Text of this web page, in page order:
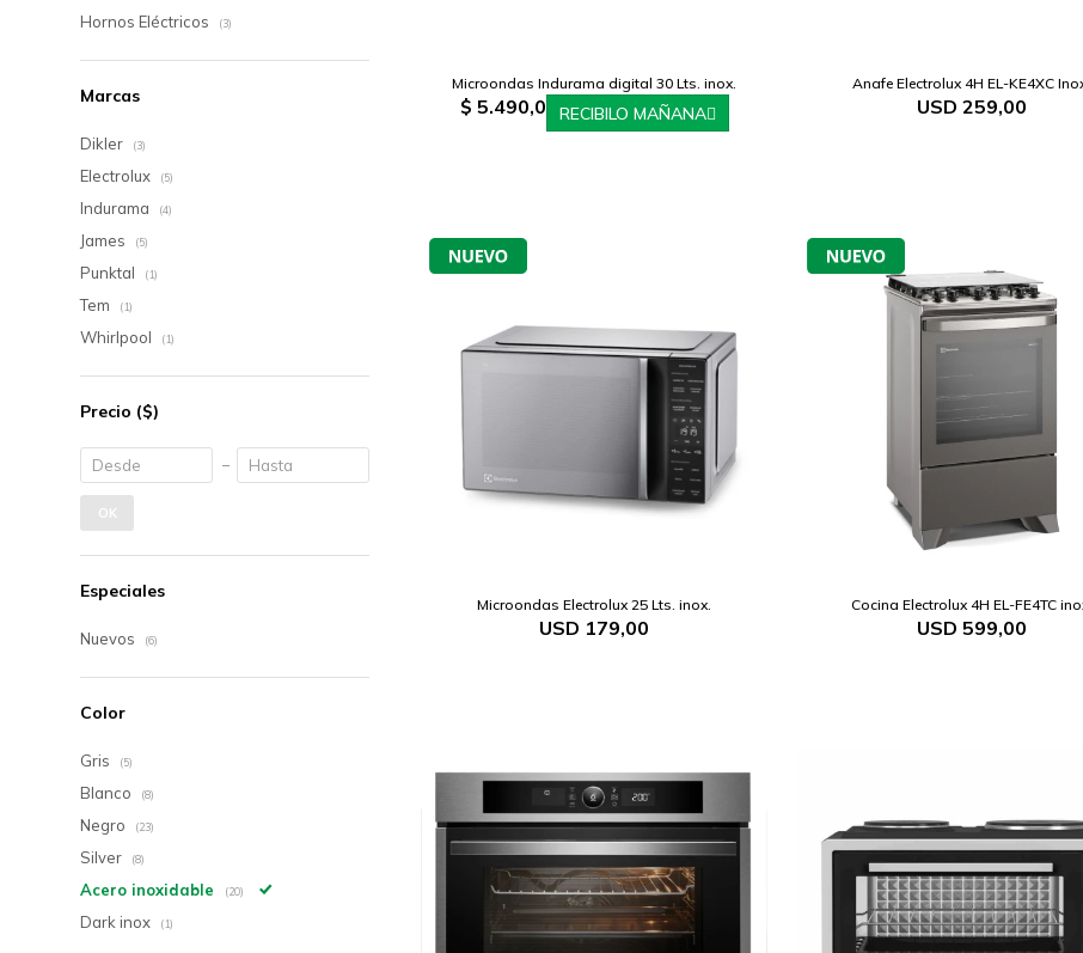
Microondas Indurama digital 30 Lts. inox.
$ 5.490,0 RECIBILO MAÑANA
Anafe Electrolux 4H EL-KE4XC
USD 259,00
Microondas Electrolux 25 Lts. inox.
USD 179,00
Cocina Electrolux 4H EL-FE4TC
USD 599,00
Hornos Eléctricos (3)
Marcas
Dikler (3)
Electrolux (5)
Indurama (4)
James (5)
Punktal (1)
Tem (1)
Whirlpool (1)
Precio ($)
OK
Especiales
Nuevos (6)
Color
Gris (5)
Blanco (8)
Negro (23)
Silver (8)
Acero inoxidable (20)
Dark inox (1)